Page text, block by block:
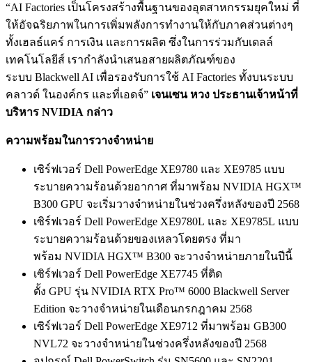
“AI Factories เป็นโครงสร้างพื้นฐานของอุตสาหกรรมยุคใหม่ ที่
ให้อัจฉริยภาพในการเพิ่มพลังการทำงานให้กับภาคส่วนต่างๆ
ทั้งเฮลธ์แคร์ การเงิน และการผลิต ซึ่งในการร่วมกับเดลล์
เทคโนโลยีส์ เรากำลังนำเสนอสายผลิตภัณฑ์ของ
ระบบ Blackwell AI เพื่อรองรับการใช้ AI Factories ทั้งบนระบบ
คลาวด์ ในองค์กร และที่เอดจ์” เจนเซน หวง ประธานเจ้าหน้าที่
บริหาร NVIDIA กล่าว
ความพร้อมในการวางจำหน่าย
เซิร์ฟเวอร์ Dell PowerEdge XE9780 และ XE9785 แบบ
ระบายความร้อนด้วยอากาศ ที่มาพร้อม NVIDIA HGX™
B300 GPU จะเริ่มวางจำหน่ายในช่วงครึ่งหลังของปี 2568
เซิร์ฟเวอร์ Dell PowerEdge XE9780L และ XE9785L แบบ
ระบายความร้อนด้วยของเหลวโดยตรง ที่มา
พร้อม NVIDIA HGX™ B300 จะวางจำหน่ายภายในปีนี้
เซิร์ฟเวอร์ Dell PowerEdge XE7745 ที่ติด
ตั้ง GPU รุ่น NVIDIA RTX Pro™ 6000 Blackwell Server
Edition จะวางจำหน่ายในเดือนกรกฎาคม 2568
เซิร์ฟเวอร์ Dell PowerEdge XE9712 ที่มาพร้อม GB300
NVL72 จะวางจำหน่ายในช่วงครึ่งหลังของปี 2568